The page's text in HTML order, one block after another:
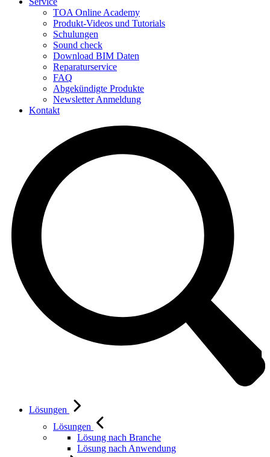
TOA Online Academy
Produkt-Videos und Tutorials
Schulungen
Sound check
Download BIM Daten
Reparaturservice
FAQ
Abgekündigte Produkte
Newsletter Anmeldung
Kontakt
Lösungen
Lösungen
Lösung nach Branche
Lösung nach Anwendung